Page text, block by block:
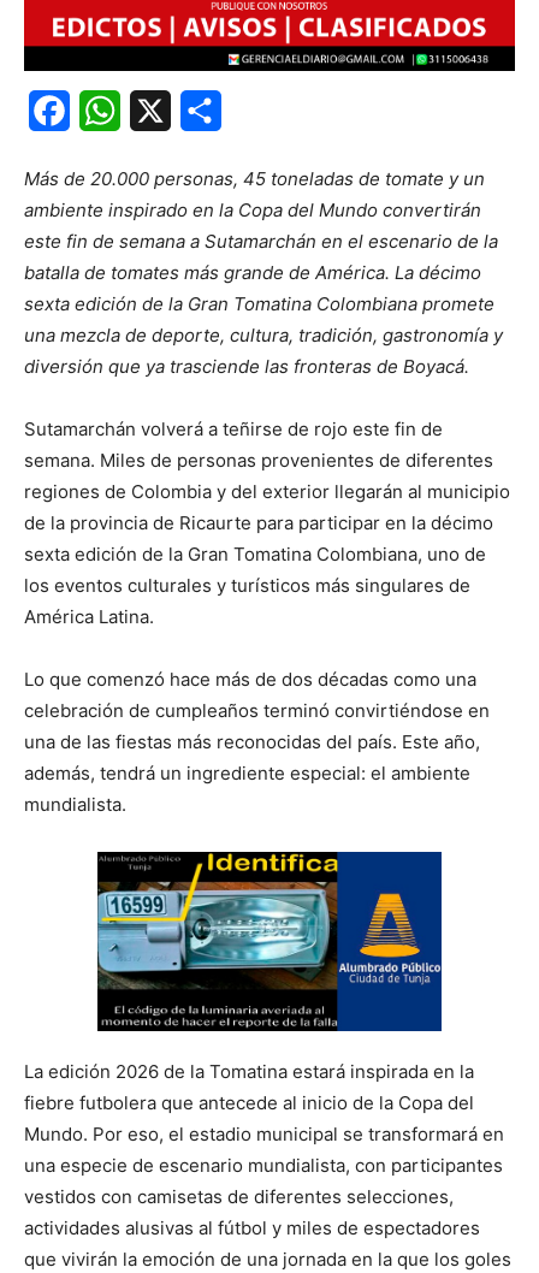
FacebookWhatsApp
Más de 20.000 personas, 45 toneladas de tomate y un
ambiente inspirado en la Copa del Mundo convertirán
este fin de semana a Sutamarchán en el escenario de la
batalla de tomates más grande de América. La décimo
sexta edición de la Gran Tomatina Colombiana promete
una mezcla de deporte, cultura, tradición, gastronomía y
diversión que ya trasciende las fronteras de Boyacá.
Sutamarchán volverá a teñirse de rojo este fin de
semana. Miles de personas provenientes de diferentes
regiones de Colombia y del exterior llegarán al municipio
de la provincia de Ricaurte para participar en la décimo
sexta edición de la Gran Tomatina Colombiana, uno de
los eventos culturales y turísticos más singulares de
América Latina.
Lo que comenzó hace más de dos décadas como una
celebración de cumpleaños terminó convirtiéndose en
una de las fiestas más reconocidas del país. Este año,
además, tendrá un ingrediente especial: el ambiente
mundialista.
La edición 2026 de la Tomatina estará inspirada en la
fiebre futbolera que antecede al inicio de la Copa del
Mundo. Por eso, el estadio municipal se transformará en
una especie de escenario mundialista, con participantes
vestidos con camisetas de diferentes selecciones,
actividades alusivas al fútbol y miles de espectadores
que vivirán la emoción de una jornada en la que los goles